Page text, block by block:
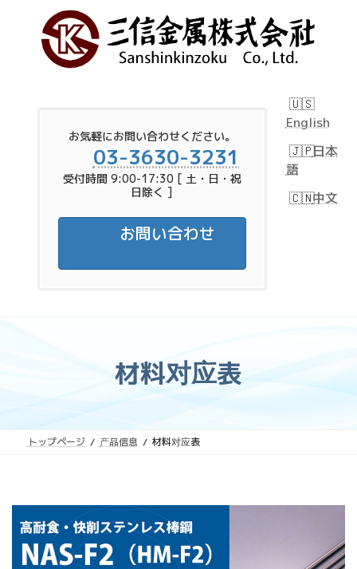
content
Navigation
お気軽にお問い合わせください。
03-3630-3231
受付時間 9:00-17:30 [ 土・日・祝
日除く ]
お問い合わせ
English
日本
語
中文
材料对应表
トップページ 产品信息 材料对应表